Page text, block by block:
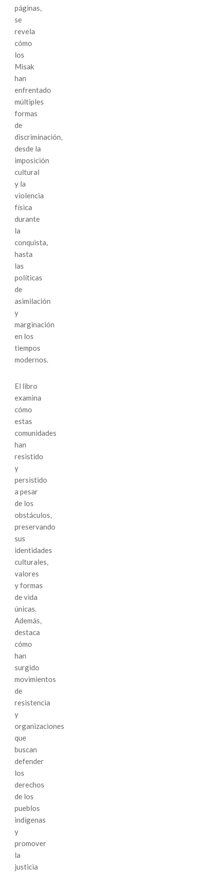
páginas,
se
revela
cómo
los
Misak
han
enfrentado
múltiples
formas
de
discriminación,
desde la
imposición
cultural
y la
violencia
física
durante
la
conquista,
hasta
las
políticas
de
asimilación
y
marginación
en los
tiempos
modernos.
El libro
examina
cómo
estas
comunidades
han
resistido
y
persistido
a pesar
de los
obstáculos,
preservando
sus
identidades
culturales,
valores
y formas
de vida
únicas.
Además,
destaca
cómo
han
surgido
movimientos
de
resistencia
y
organizaciones
que
buscan
defender
los
derechos
de los
pueblos
indígenas
y
promover
la
justicia